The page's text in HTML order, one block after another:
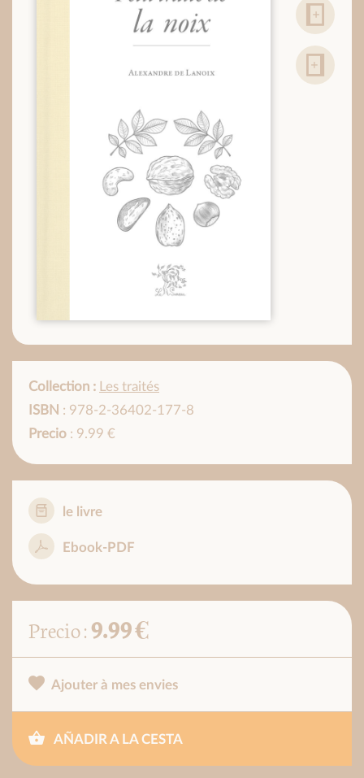
Collection : Les traités
ISBN : 978-2-36402-177-8
Precio : 9.99 €
le livre
Ebook-PDF
Precio :9.99 €
Ajouter à mes envies
AÑADIR A LA CESTA